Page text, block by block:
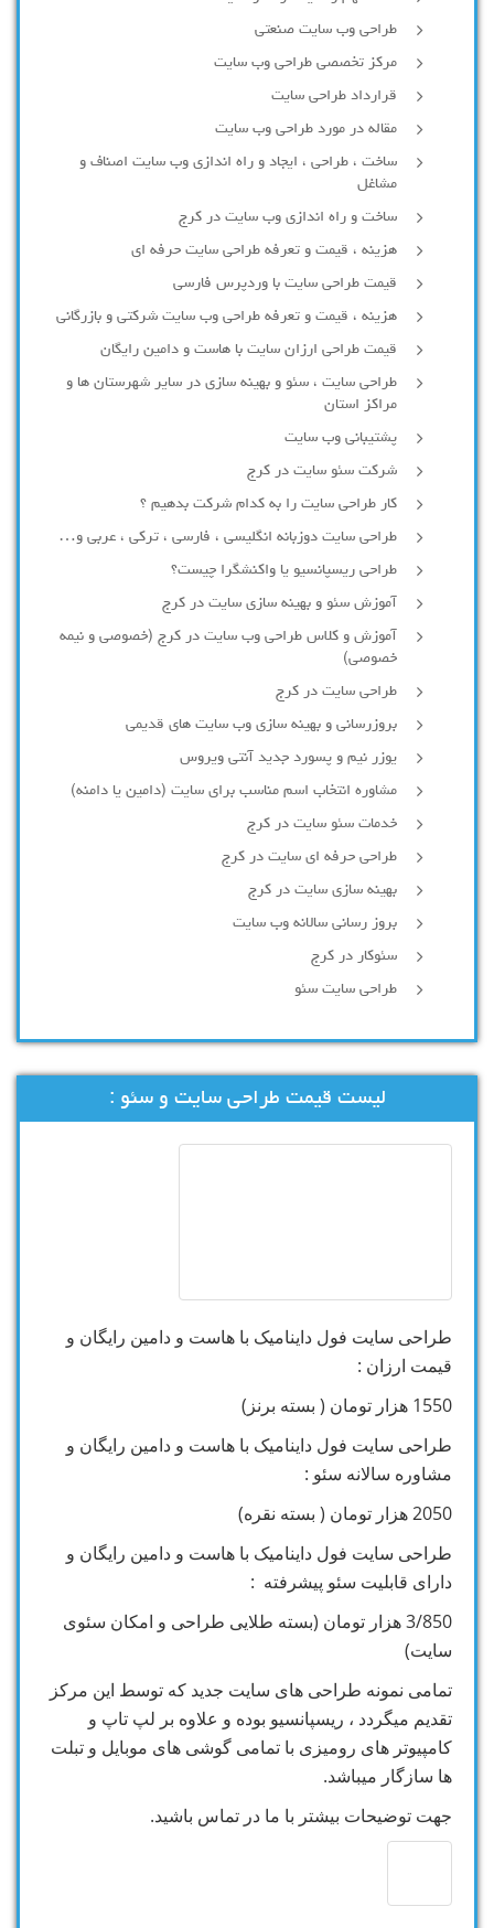
طراحی وب سایت صنعتی
مرکز تخصصی طراحی وب سایت
قرارداد طراحی سایت
مقاله در مورد طراحی وب سایت
ساخت ، طراحی ، ایجاد و راه اندازی وب سایت اصناف و
مشاغل
ساخت و راه اندازی وب سایت در کرج
هزینه ، قیمت و تعرفه طراحی سایت حرفه ای
قیمت طراحی سایت با وردپرس فارسی
هزینه ، قیمت و تعرفه طراحی وب سایت شرکتی و بازرگانی
قیمت طراحی ارزان سایت با هاست و دامین رایگان
طراحی سایت ، سئو و بهینه سازی در سایر شهرستان ها و
مراکز استان
پشتیبانی وب سایت
شرکت سئو سایت در کرج
کار طراحی سایت را به کدام شرکت بدهیم ؟
طراحی سایت دوزبانه انگلیسی ، فارسی ، ترکی ، عربی و…
طراحی ریسپانسیو یا واکنشگرا چیست؟
آموزش سئو و بهینه سازی سایت در کرج
آموزش و کلاس طراحی وب سایت در کرج (خصوصی و نیمه
خصوصی)
طراحی سایت در کرج
بروزرسانی و بهینه سازی وب سایت های قدیمی
یوزر نیم و پسورد جدید آنتی ویروس
مشاوره انتخاب اسم مناسب برای سایت (دامین یا دامنه)
خدمات سئو سایت در کرج
طراحی حرفه ای سایت در کرج
بهینه سازی سایت در کرج
بروز رسانی سالانه وب سایت
سئوکار در کرج
طراحی سایت سئو
لیست قیمت طراحی سایت و سئو :
طراحی سایت فول داینامیک با هاست و دامین رایگان و
قیمت ارزان :
1550 هزار تومان ( بسته برنز)
طراحی سایت فول داینامیک با هاست و دامین رایگان و
مشاوره سالانه سئو :
2050 هزار تومان ( بسته نقره)
طراحی سایت فول داینامیک با هاست و دامین رایگان و
دارای قابلیت سئو پیشرفته :
3/850 هزار تومان (بسته طلایی طراحی و امکان سئوی
سایت)
تمامی نمونه طراحی های سایت جدید که توسط این مرکز
تقدیم میگردد ، ریسپانسیو بوده و علاوه بر لپ تاپ و
کامپیوتر های رومیزی با تمامی گوشی های موبایل و تبلت
ها سازگار میباشد.
جهت توضیحات بیشتر با ما در تماس باشید.